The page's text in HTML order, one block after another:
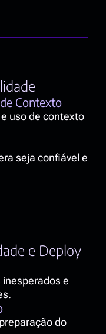
Contexto
uso de contexto
seja confiável e
e Deploy
e
do